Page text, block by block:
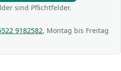
sind Pflichtfelder.
9182582, Montag bis Freitag